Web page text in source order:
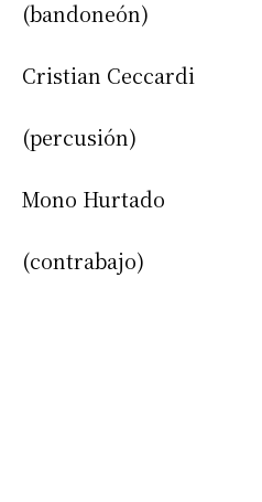
(bandoneón)
Cristian Ceccardi
(percusión)
Mono Hurtado
(contrabajo)